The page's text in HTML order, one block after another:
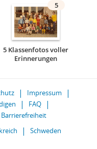
5
5 Klassenfotos voller
Erinnerungen
Impressum
FAQ
Barrierefreiheit
Schweden